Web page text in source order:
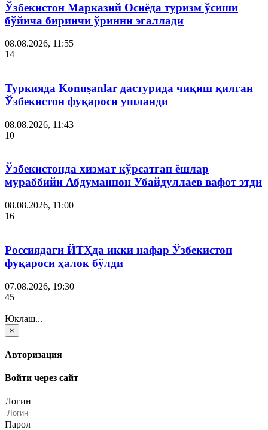
Ўзбекистон Марказий Осиёда туризм ўсиши
бўйича биринчи ўринни эгаллади
08.08.2026, 11:55
14
Туркияда Konuşanlar дастурида чиқиш қилган
Ўзбекистон фуқароси ушланди
08.08.2026, 11:43
10
Ўзбекистонда хизмат кўрсатган ёшлар
мураббийи Абдуманнон Убайдуллаев вафот этди
08.08.2026, 11:00
16
Россиядаги ЙТҲда икки нафар Ўзбекистон
фуқароси ҳалок бўлди
07.08.2026, 19:30
45
Юклаш...
×
Авторизация
Войти через сайт
Логин
Парол